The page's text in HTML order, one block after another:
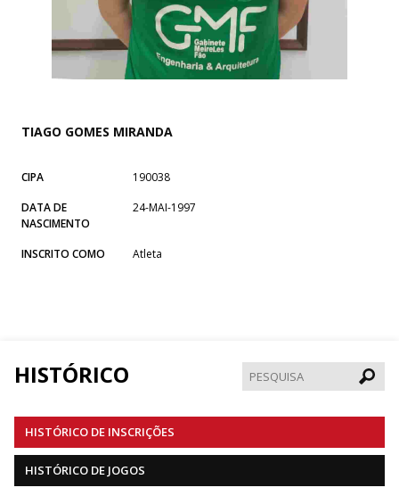
TIAGO GOMES MIRANDA
CIPA
190038
DATA DE
NASCIMENTO
24-MAI-1997
INSCRITO COMO Atleta
HISTÓRICO
HISTÓRICO DE INSCRIÇÕES
HISTÓRICO DE JOGOS